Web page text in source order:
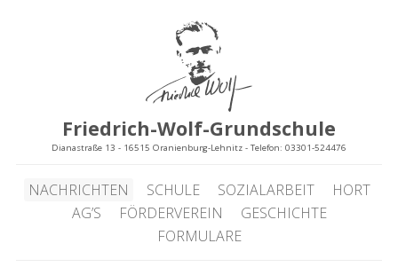
Friedrich-Wolf-Grundschule
Dianastraße 13 - 16515 Oranienburg-Lehnitz - Telefon: 03301-524476
NACHRICHTEN SCHULE SOZIALARBEIT
HORT
AG’S
FÖRDERVEREIN
GESCHICHTE
FORMULARE